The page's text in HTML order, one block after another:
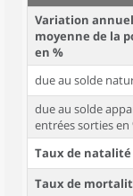
Variation
moyenne de la
en %
due au solde
due au solde
entrées sorties en
Taux de
Taux de